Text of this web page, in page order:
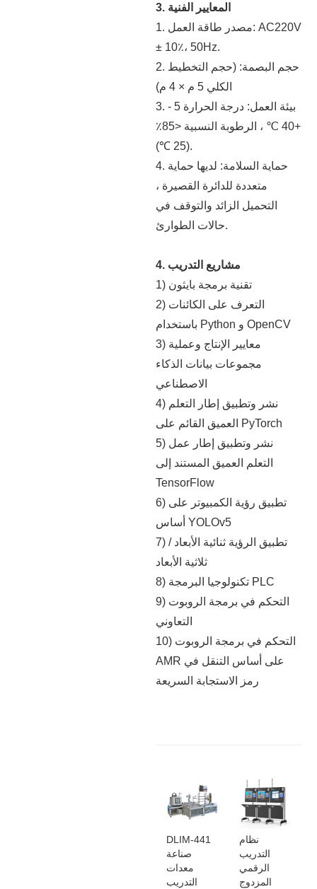
3. المعايير الفنية
1. مصدر طاقة العمل: AC220V
± 10٪، 50Hz.
2. حجم البصمة: (حجم التخطيط
الكلي 5 م × 4 م)
3. بيئة العمل: درجة الحرارة 5 -
+40 ℃ ، الرطوبة النسبية <85٪
(25 ℃).
4. حماية السلامة: لديها حماية
متعددة للدائرة القصيرة ،
التحميل الزائد والتوقف في
حالات الطوارئ.
4. مشاريع التدريب
1) تقنية برمجة بايثون
2) التعرف على الكائنات
باستخدام Python و OpenCV
3) معايير الإنتاج وعملية
مجموعات بيانات الذكاء
الاصطناعي
4) نشر وتطبيق إطار التعلم
العميق القائم على PyTorch
5) نشر وتطبيق إطار عمل
التعلم العميق المستند إلى
TensorFlow
6) تطبيق رؤية الكمبيوتر على
أساس YOLOv5
7) تطبيق الرؤية ثنائية الأبعاد /
ثلاثية الأبعاد
8) تكنولوجيا البرمجة PLC
9) التحكم في برمجة الروبوت
التعاوني
10) التحكم في برمجة الروبوت
AMR على أساس التنقل في
رمز الاستجابة السريعة
DLIM-441
صناعة
معدات
التدريب
نظام
التدريب
الرقمي
المزدوج